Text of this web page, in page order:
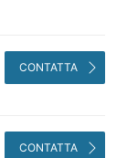
CONTATTA
CONTATTA